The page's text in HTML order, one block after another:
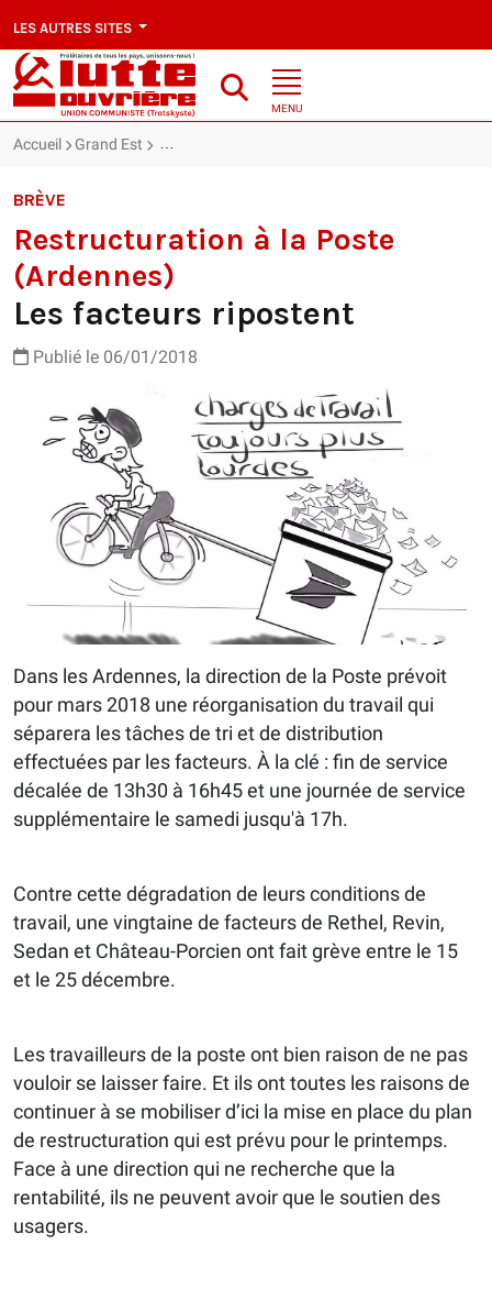
LES AUTRES SITES
MENU
Accueil Grand Est Restructuration à la Poste (Ardennes) : Les
BRÈVE
Restructuration à la Poste
(Ardennes)
Les facteurs ripostent
Publié le 06/01/2018
Dans les Ardennes, la direction de la Poste prévoit
pour mars 2018 une réorganisation du travail qui
séparera les tâches de tri et de distribution
effectuées par les facteurs. À la clé : fin de service
décalée de 13h30 à 16h45 et une journée de service
supplémentaire le samedi jusqu'à 17h.
Contre cette dégradation de leurs conditions de
travail, une vingtaine de facteurs de Rethel, Revin,
Sedan et Château-Porcien ont fait grève entre le 15
et le 25 décembre.
Les travailleurs de la poste ont bien raison de ne pas
vouloir se laisser faire. Et ils ont toutes les raisons de
continuer à se mobiliser d’ici la mise en place du plan
de restructuration qui est prévu pour le printemps.
Face à une direction qui ne recherche que la
rentabilité, ils ne peuvent avoir que le soutien des
usagers.